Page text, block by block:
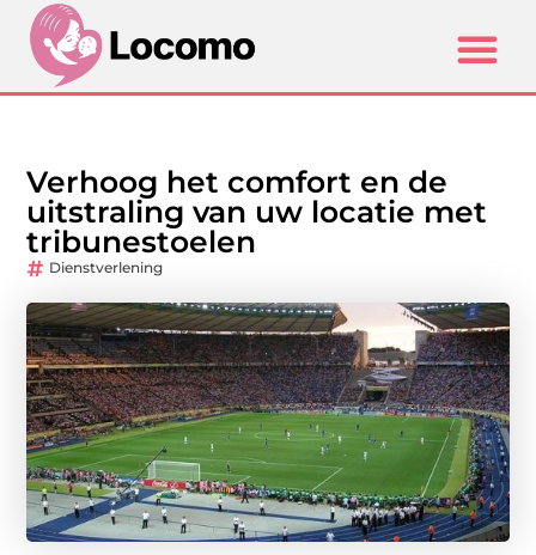
Verhoog het comfort en de
uitstraling van uw locatie met
tribunestoelen
Dienstverlening